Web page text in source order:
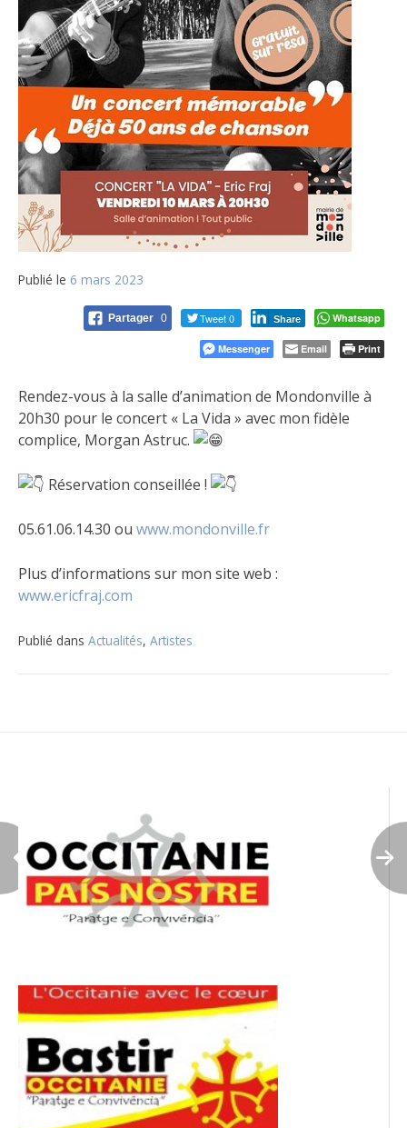
Publié le 6 mars 2023
Partager 0 Tweet 0 Share Whatsapp
Messenger Email Print
Rendez-vous à la salle d’animation de Mondonville à
20h30 pour le concert « La Vida » avec mon fidèle
complice, Morgan Astruc.
Réservation conseillée !
05.61.06.14.30 ou www.mondonville.fr
Plus d’informations sur mon site web :
www.ericfraj.com
Publié dans Actualités, Artistes